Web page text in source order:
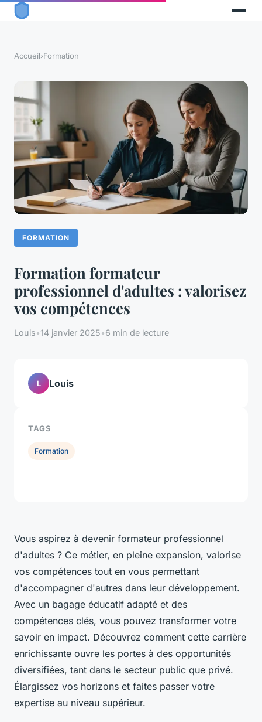
Accueil›Formation
FORMATION
Formation formateur
professionnel d'adultes : valorisez
vos compétences
Louis•14 janvier 2025•6 min de lecture
Vous aspirez à devenir formateur professionnel
d'adultes ? Ce métier, en pleine expansion, valorise
vos compétences tout en vous permettant
d'accompagner d'autres dans leur développement.
Avec un bagage éducatif adapté et des
compétences clés, vous pouvez transformer votre
savoir en impact. Découvrez comment cette carrière
enrichissante ouvre les portes à des opportunités
diversifiées, tant dans le secteur public que privé.
Élargissez vos horizons et faites passer votre
expertise au niveau supérieur.
L Louis
TAGS
Formation